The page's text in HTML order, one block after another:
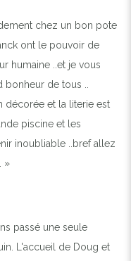
chez un bon pote
ont le pouvoir de
humaine ..et je vous
de tous ..
décorée et la literie est
piscine et les
inoubliable ..bref allez
»
passé une seule
L'accueil de Doug et